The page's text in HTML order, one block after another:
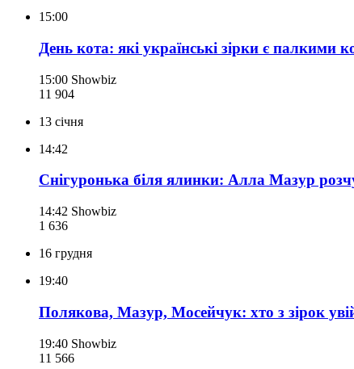
15:00
День кота: які українські зірки є палкими
15:00 Showbiz
11 904
13 січня
14:42
Снігуронька біля ялинки: Алла Мазур
14:42 Showbiz
1 636
16 грудня
19:40
Полякова, Мазур, Мосейчук: хто з зірок
19:40 Showbiz
11 566